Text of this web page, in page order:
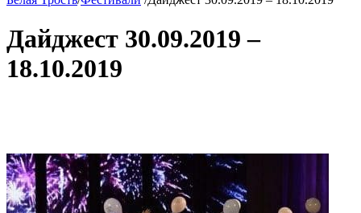
Дайджест 30.09.2019 –
18.10.2019